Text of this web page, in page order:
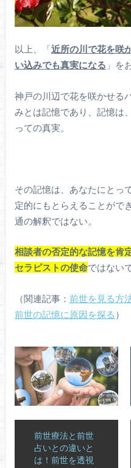
以上、「近所の川で花を咲
い込みでも真実になる 」を
神戸の川辺で花を咲かせる
みとは記憶であり、記憶は
っての真実。
その記憶は、あなたにとっ
定的にもとらえることがで
通の解釈ではない。
相談者の否定的な記憶を肯
セラピストの使命ではない
（関連記事： 前世を見る方
前世の記憶に原因を探る ）
前世療法と前世
占いとの違いと
は！前世を透視